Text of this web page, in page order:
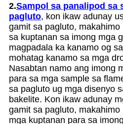
2.Sampol sa panalipod sa
pagluto, kon ikaw adunay
gamit sa pagluto,
sa kuptanan sa imong mga
magpadala ka kanamo og
mohatag kanamo sa mga
Nasabtan namo ang imong
para sa mga sample sa
sa pagluto ug mga disenyo
bakelite. Kon ikaw adunay
gamit sa pagluto,
mga kuptanan para sa